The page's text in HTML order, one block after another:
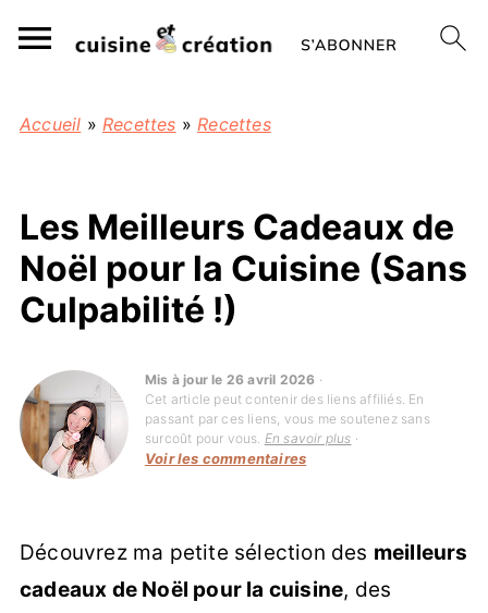
Accueil » Recettes »Recettes
Les Meilleurs Cadeaux de
Noël pour la Cuisine (Sans
Culpabilité !)
Mis à jour le 26 avril 2026 ·
Cet article peut contenir des liens affiliés. En
passant par ces liens, vous me soutenez sans
surcoût pour vous. En savoir plus ·
Voir les commentaires
Découvrez ma petite sélection des meilleurs
cadeaux de Noël pour la cuisine, des